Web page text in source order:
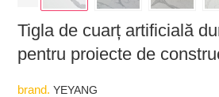
Tigla de cuarț artificială
pentru proiecte de
brand.YEYANG